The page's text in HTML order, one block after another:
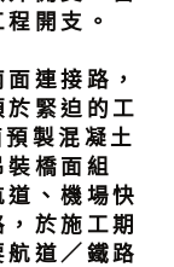
開支。
連接路，
緊迫的工
製混凝土
橋面組
、機場快
於施工期
道／鐵路